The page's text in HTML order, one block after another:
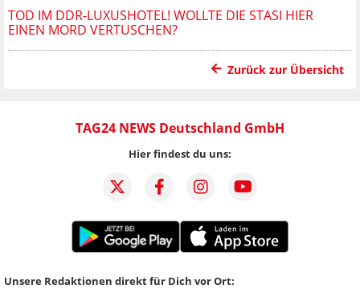
TOD IM DDR-LUXUSHOTEL! WOLLTE DIE STASI HIER
EINEN MORD VERTUSCHEN?
Zurück zur Übersicht
TAG24 NEWS Deutschland GmbH
Hier findest du uns:
Unsere Redaktionen direkt für Dich vor Ort: